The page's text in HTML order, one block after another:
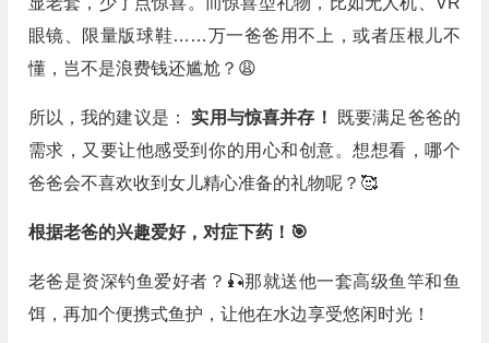
眼镜、限量版球鞋……万一爸爸用不上，或者压根儿不
懂，岂不是浪费钱还尴尬？😩
所以，我的建议是：实用与惊喜并存！
既要满足爸爸的
需求，又要让他感受到你的用心和创意。想想看，哪个
爸爸会不喜欢收到女儿精心准备的礼物呢？🥰
根据老爸的兴趣爱好，对症下药！🎯
老爸是资深钓鱼爱好者？🎣那就送他一套高级鱼竿和鱼
饵，再加个便携式鱼护，让他在水边享受悠闲时光！